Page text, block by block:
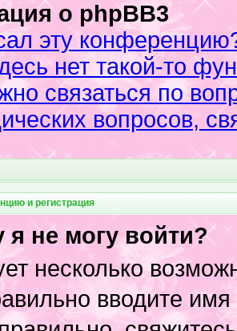
о phpBB3
эту
нет такой-то
связаться по
вопросов,
и регистрация
я не могу войти?
несколько
вводите